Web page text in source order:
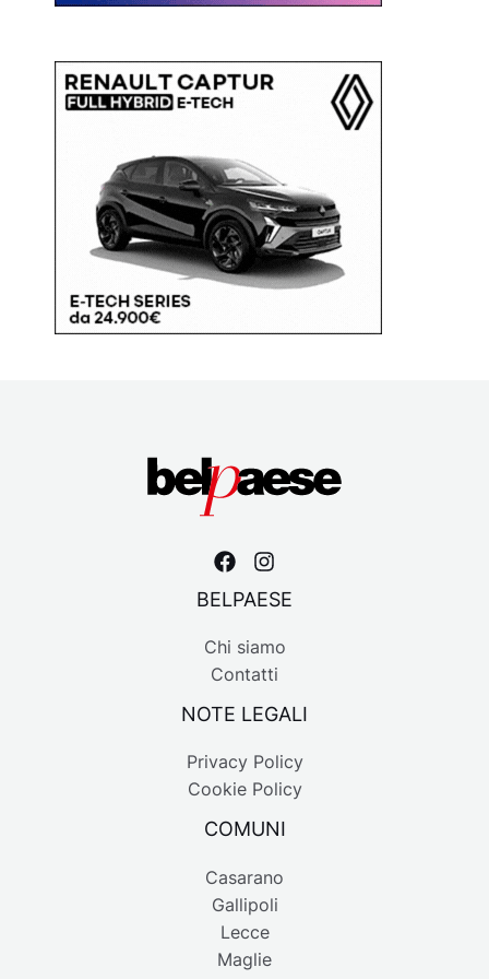
BELPAESE
Chi siamo
Contatti
NOTE LEGALI
Privacy Policy
Cookie Policy
COMUNI
Casarano
Gallipoli
Lecce
Maglie